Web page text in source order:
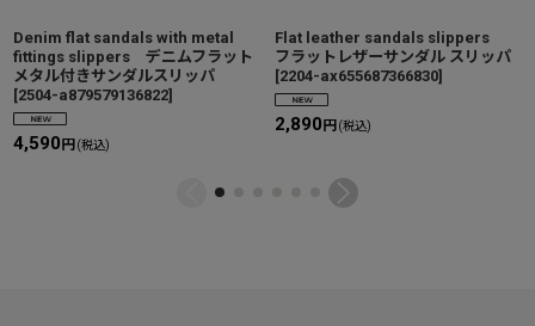
Denim flat sandals with metal
fittings slippers デニムフラット
メタル付きサンダルスリッパ
[2504-a879579136822]
4,590 円 (税込)
Flat leather sandals slippers
フラットレザーサンダル スリッパ
[2204-ax655687366830]
2,890 円 (税込)